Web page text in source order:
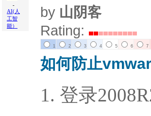
-
AI(人
工智
能）
by 山阴客
Rating:
1 2 3 4 5 6 7
如何防止
登录